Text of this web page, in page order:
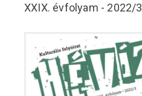
XXIX. évfolyam - 2022/3